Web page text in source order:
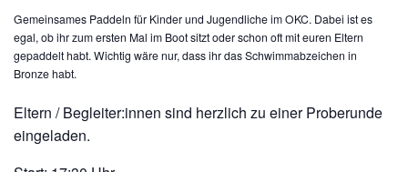
Gemeinsames Paddeln für Kinder und Jugendliche im OKC. Dabei ist es
egal, ob ihr zum ersten Mal im Boot sitzt oder schon oft mit euren Eltern
gepaddelt habt. Wichtig wäre nur, dass ihr das Schwimmabzeichen in
Bronze habt.
Eltern / Begleiter:innen sind herzlich zu einer Proberunde
eingeladen.